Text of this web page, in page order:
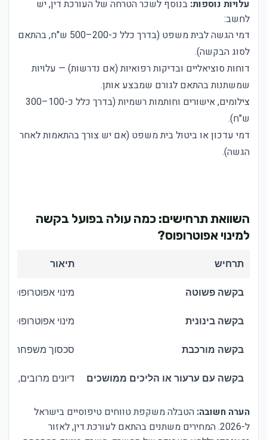
עלויות נוספות: בנוסף לשכר הטרחה של העורכת דין, יש
לחשב:
דמי הגשה לבית משפט (בדרך כלל כ-200–500 ש"ח, בהתאם
לסוג הבקשה).
דוחות סוציאליים ובדיקות רפואיות (אם נדרשות) — עלויות
שמשתנות בהתאם לגורם שמבצע אותן.
צילומים, אישורים וחותמות רשמיות (בדרך כלל כ-100–300
ש"ח).
דמי עדכון או ביטול בית משפט (אם יש צורך בהתאמות לאחר
הגשה).
השוואת תרחישים: כמה עולה בפועל בקשה
למינוי אפוטרופוס?
תרחיש תיאור
בקשה פשוטה מינוי אפוטרופוס
בקשה בינונית מינוי אפוטרופוס
בקשה מורכבת סכסוך משפחתי,
בקשה עם ערעור או הליכים ממושכים דיונים מרובים,
הערה חשובה: הטבלה משקפת טווחים טיפוסיים בישראל
ל-2026. המחירים משתנים בהתאם לעורכת דין, לאזור